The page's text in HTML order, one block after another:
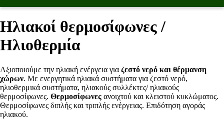
Ηλιακοί θερμοσίφωνες /
Ηλιοθερμία
Αξιοποιούμε την ηλιακή ενέργεια για ζεστό νερό και θέρμανση
χώρων. Με ενεργητικά ηλιακά συστήματα για ζεστό νερό,
ηλιοθερμικά συστήματα, ηλιακούς συλλέκτες/ ηλιακούς
θερμοσίφωνες. Θερμοσίφωνες ανοιχτού και κλειστού κυκλώματος.
Θερμοσίφωνες διπλής και τριπλής ενέργειας. Επιδότηση αγοράς
ηλιακού.